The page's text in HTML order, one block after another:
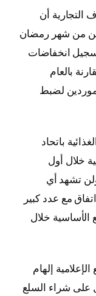
التجارية أن
من شهر رمضان
تسجيل انخفاضات
بالعام
لضبط
باتحاد
خلال أول
تشهد أي
مع عدد كبير
الأساسية خلال
إلهام
على شراء السلع